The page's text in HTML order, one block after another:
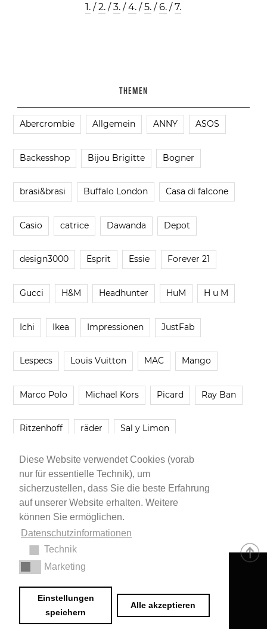
Diese Website verwendet Cookies (vorab
nur für essentielle Technik), um
sicherzustellen, dass Sie die beste Erfahrung
auf unserer Website erhalten. Weitere
können Sie ermöglichen.
Datenschutzinformationen
Technik
Marketing
Einstellungen
speichern
Alle akzeptieren
1. /2. /3. /4. /5. /6. /7.
THEMEN
Abercrombie Allgemein ANNY ASOS
Backesshop Bijou Brigitte Bogner
brasi&brasi Buffalo London Casa di falcone
Casio catrice Dawanda Depot
design3000 Esprit Essie Forever 21
Gucci H&M Headhunter HuM H u M
Ichi Ikea Impressionen JustFab
Lespecs Louis Vuitton MAC Mango
Marco Polo Michael Kors Picard Ray Ban
Ritzenhoff räder Sal y Limon
Smartbuyglasses smash! Steve Madden
Younique Zara
Impressum
© 2020 Dr. Sarah Schwab-Jung